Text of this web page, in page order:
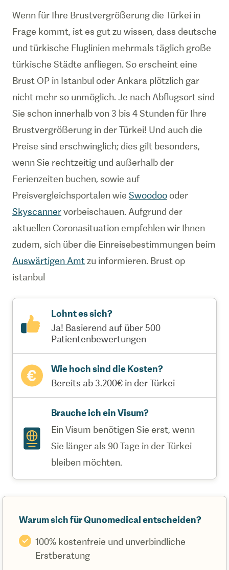
Wenn für Ihre Brustvergrößerung die Türkei in
Frage kommt, ist es gut zu wissen, dass deutsche
und türkische Fluglinien mehrmals täglich große
türkische Städte anfliegen. So erscheint eine
Brust OP in Istanbul oder Ankara plötzlich gar
nicht mehr so unmöglich. Je nach Abflugsort sind
Sie schon innerhalb von 3 bis 4 Stunden für Ihre
Brustvergrößerung in der Türkei! Und auch die
Preise sind erschwinglich; dies gilt besonders,
wenn Sie rechtzeitig und außerhalb der
Ferienzeiten buchen, sowie auf
Preisvergleichsportalen wie Swoodoo oder
Skyscannervorbeischauen. Aufgrund der
aktuellen Coronasituation empfehlen wir Ihnen
zudem, sich über die Einreisebestimmungen beim
Auswärtigen Amt zu informieren. Brust op
istanbul
Lohnt es sich?
Ja! Basierend auf über 500
Patientenbewertungen
Wie hoch sind die Kosten?
Bereits ab 3.200€ in der Türkei
Brauche ich ein Visum?
Ein Visum benötigen Sie erst, wenn
Sie länger als 90 Tage in der Türkei
bleiben möchten.
Warum sich für Qunomedical entscheiden?
100% kostenfreie und unverbindliche
Erstberatung